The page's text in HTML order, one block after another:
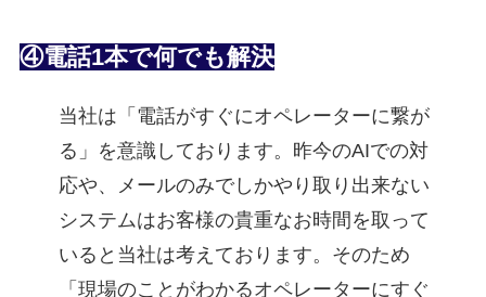
④電話1本で何でも解決
当社は「電話がすぐにオペレーターに繋が
る」を意識しております。昨今のAIでの対
応や、メールのみでしかやり取り出来ない
システムはお客様の貴重なお時間を取って
いると当社は考えております。そのため
「現場のことがわかるオペレーターにすぐ